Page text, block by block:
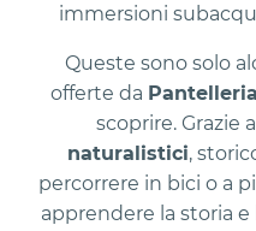
immersioni
Queste sono solo
offerte da Pantelleria
scoprire. Grazie
naturalistici,
percorrere in bici o a
apprendere la storia